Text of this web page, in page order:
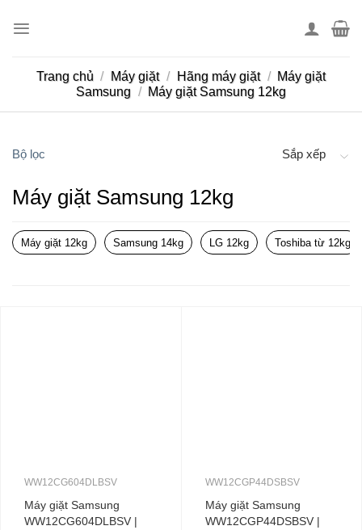
Trang chủ / Máy giặt / Hãng máy giặt /
Máy giặt
Samsung / Máy giặt Samsung 12kg
Bộ lọc Sắp xếp
Máy giặt Samsung 12kg
Máy giặt 12kg Samsung 14kg LG 12kg Toshiba từ 12kg
WW12CG604DLBSV
Máy giặt Samsung
WW12CG604DLBSV |
WW12CGP44DSBSV
Máy giặt Samsung
WW12CGP44DSBSV |